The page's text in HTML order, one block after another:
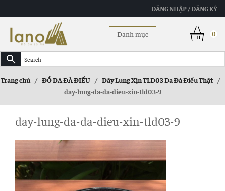
ĐĂNG NHẬP / ĐĂNG KÝ
Danh mục 0
Trang chủ / ĐỒ DA ĐÀ ĐIỂU / Dây Lưng Xịn TLD03 Da Đà Điểu Thật /
day-lung-da-da-dieu-xin-tld03-9
day-lung-da-da-dieu-xin-tld03-9